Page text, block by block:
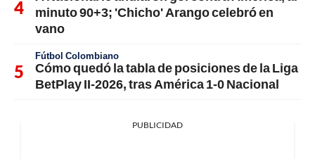
minuto 90+3; 'Chicho' Arango celebró en
vano
Fútbol Colombiano
Cómo quedó la tabla de posiciones de la Liga
BetPlay II-2026, tras América 1-0 Nacional
PUBLICIDAD